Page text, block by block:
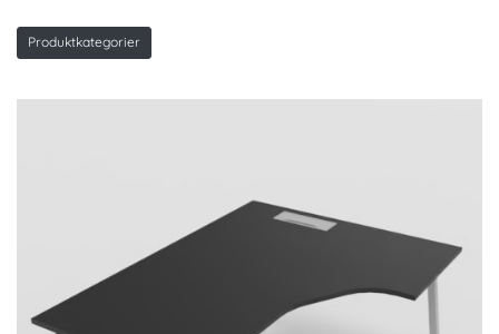
Produktkategorier